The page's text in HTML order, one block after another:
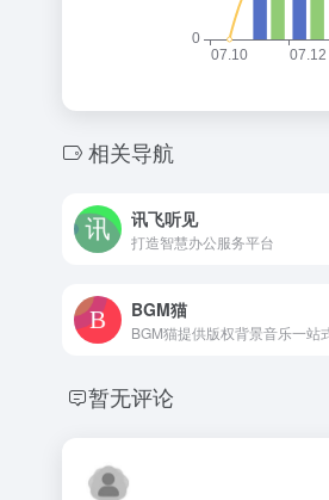
相关导航
讯飞听见
打造智慧办公服务平台
BGM猫
暂无评论